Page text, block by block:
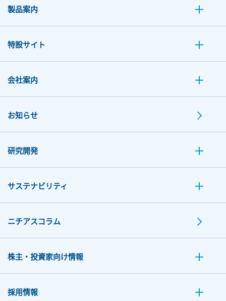
製品案内
特設サイト
会社案内
お知らせ
研究開発
サステナビリティ
ニチアスコラム
株主・投資家向け情報
採用情報